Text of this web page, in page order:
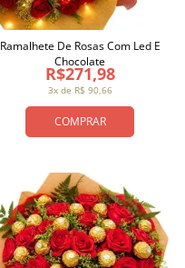
COMPRAR
3x de R$ 90,66
R$271,98
Ramalhete De Rosas Com Led E
Chocolate